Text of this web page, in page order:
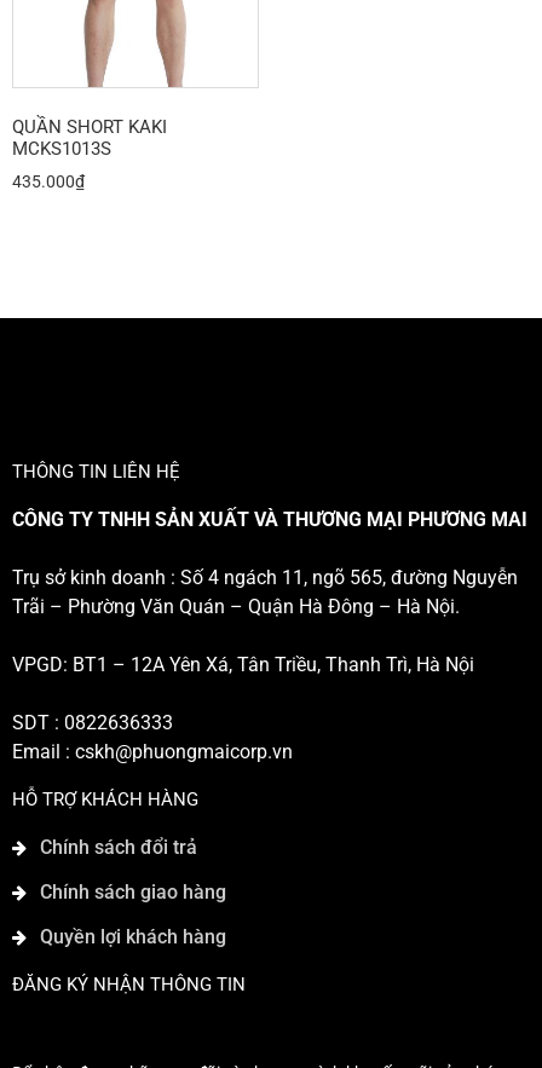
QUẦN SHORT KAKI
MCKS1013S
435.000₫
THÔNG TIN LIÊN HỆ
CÔNG TY TNHH SẢN XUẤT VÀ THƯƠNG MẠI PHƯƠNG MAI
Trụ sở kinh doanh : Số 4 ngách 11, ngõ 565, đường Nguyễn
Trãi – Phường Văn Quán – Quận Hà Đông – Hà Nội.
VPGD: BT1 – 12A Yên Xá, Tân Triều, Thanh Trì, Hà Nội
SDT : 0822636333
Email : cskh@phuongmaicorp.vn
HỖ TRỢ KHÁCH HÀNG
Chính sách đổi trả
Chính sách giao hàng
Quyền lợi khách hàng
ĐĂNG KÝ NHẬN THÔNG TIN